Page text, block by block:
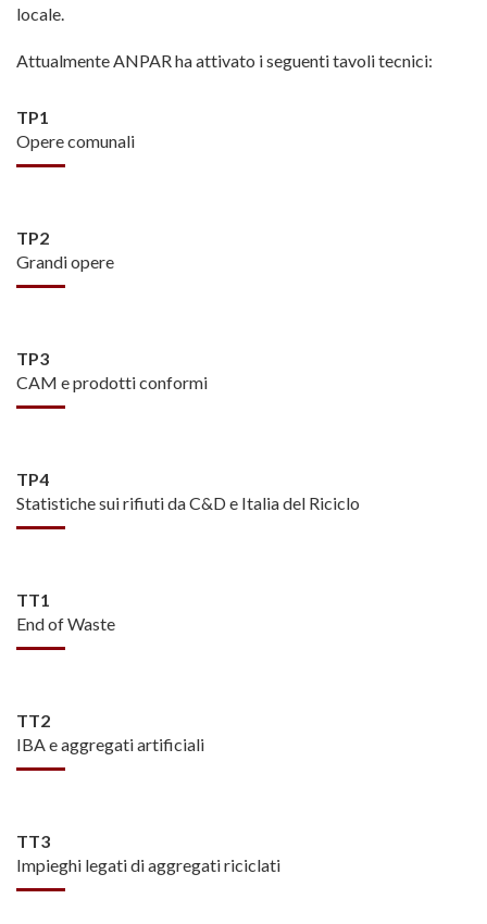
locale.
Attualmente ANPAR ha attivato i seguenti tavoli tecnici:
TP1
Opere comunali
TP2
Grandi opere
TP3
CAM e prodotti conformi
TP4
Statistiche sui rifiuti da C&D e Italia del Riciclo
TT1
End of Waste
TT2
IBA e aggregati artificiali
TT3
Impieghi legati di aggregati riciclati